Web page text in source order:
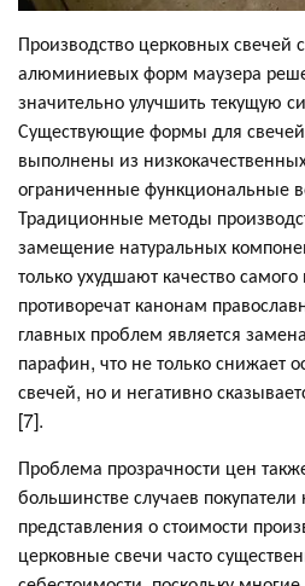
Производство церковных свечей
алюминиевых форм маузера
значительно улучшить текущую
Существующие формы для
выполнены из
ограниченные функциональные
Традиционные методы
замещение натуральных
только ухудшают качество самого
противоречат канонам
главных проблем является
парафин, что не только снижает
свечей, но и негативно
[7].
Проблема прозрачности цен
большинстве случаев
представления о стоимости
церковные свечи часто